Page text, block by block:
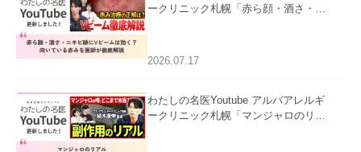
ークリニック札幌「赤ら顔・酒さ・ニ
ました。
2026.07.17
わたしの名医Youtube アルバアレルギ
ークリニック札幌「マンジャロのリア